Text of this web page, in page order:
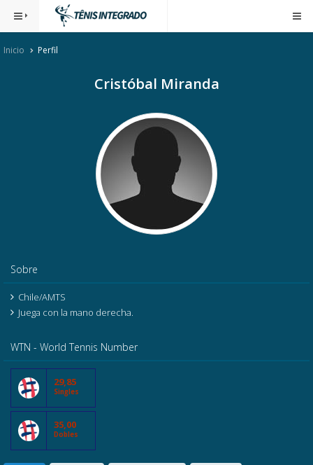
Inicio Perfil
Cristóbal Miranda
Sobre
Chile/AMTS
Juega con la mano derecha.
WTN - World Tennis Number
29,85
Singles
35,00
Dobles